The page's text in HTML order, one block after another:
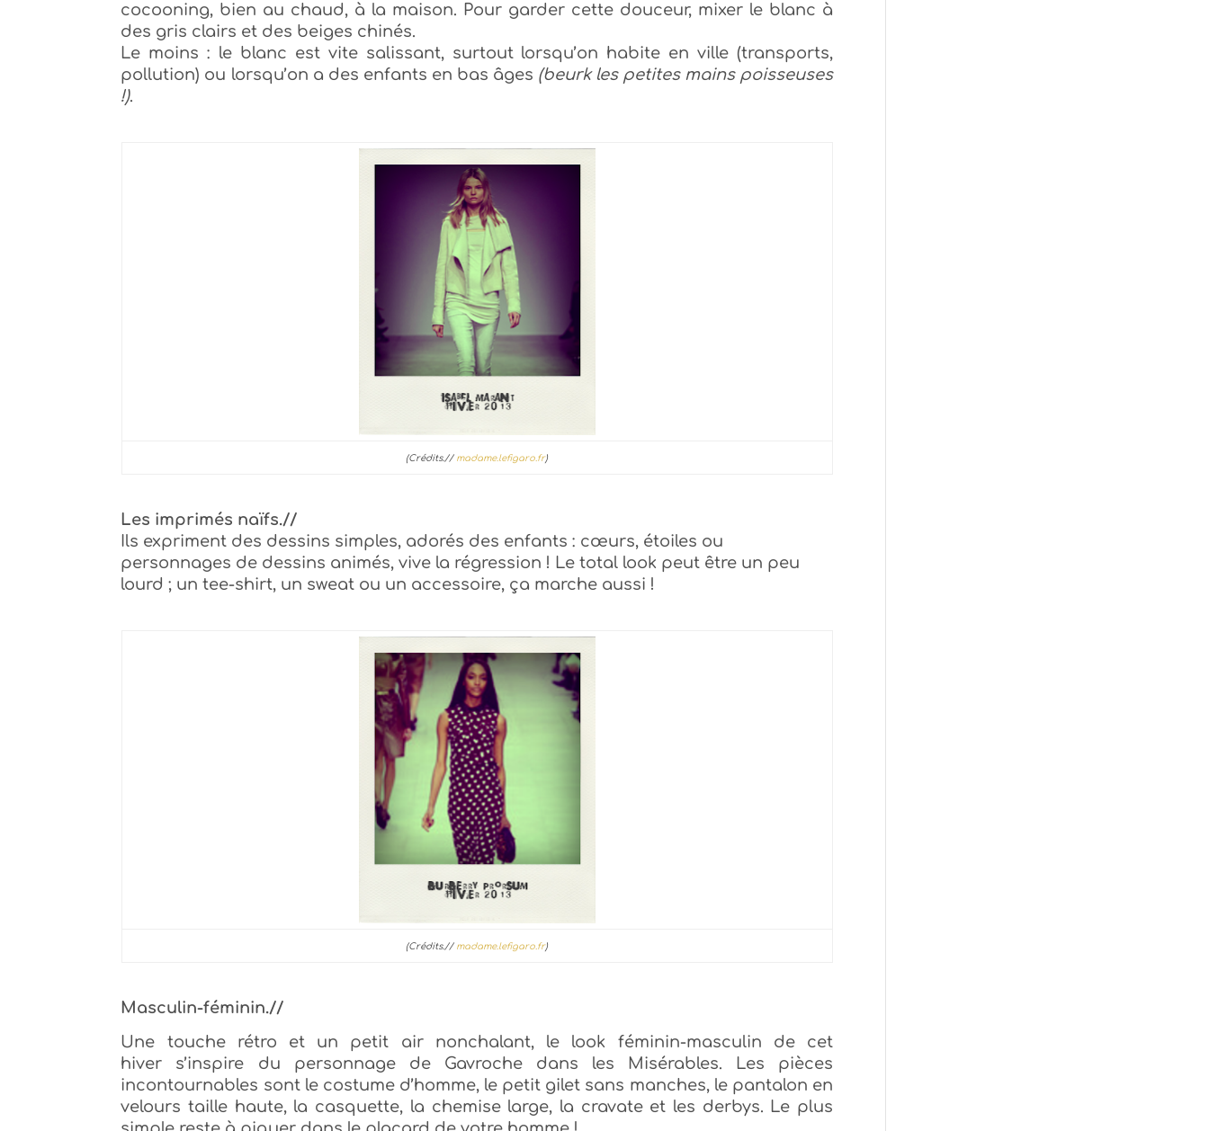
cocooning, bien au chaud, à la maison. Pour garder cette douceur, mixer le blanc à
des gris clairs et des beiges chinés.
Le moins : le blanc est vite salissant, surtout lorsqu’on habite en ville (transports,
pollution) ou lorsqu’on a des enfants en bas âges (beurk les petites mains poisseuses
!).
(Crédits.//madame.lefigaro.fr)
Les imprimés naïfs.//
Ils expriment des dessins simples, adorés des enfants : cœurs, étoiles ou
personnages de dessins animés, vive la régression ! Le total look peut être un peu
lourd ; un tee-shirt, un sweat ou un accessoire, ça marche aussi !
(Crédits.//madame.lefigaro.fr)
Masculin-féminin.//
Une touche rétro et un petit air nonchalant, le look féminin-masculin de cet
hiver s’inspire du personnage de Gavroche dans les Misérables. Les pièces
incontournables sont le costume d’homme, le petit gilet sans manches, le pantalon en
velours taille haute, la casquette, la chemise large, la cravate et les derbys. Le plus